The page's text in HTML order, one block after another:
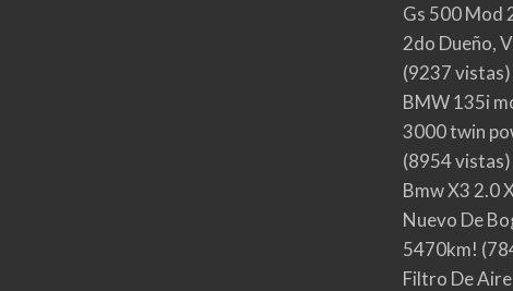
Gs 500 Mod
2do Dueño,
(9237 vistas)
BMW 135i
3000 twin
(8954 vistas)
Bmw X3 2.0
Nuevo De
5470km!
Filtro De